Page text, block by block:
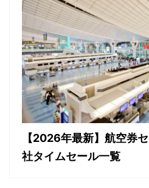
【2026年最新】航空券
社タイムセール一覧